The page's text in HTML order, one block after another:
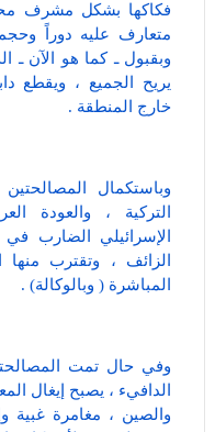
فكاكها بشكل مشرف
متعارف عليه دوراً
وبقبول ـ كما هو الآن ـ
يريح الجميع ، ويقطع
خارج المنطقة .
وباستكمال المصالحتين
التركية ، والعودة
الإسرائيلي الضارب في
الزائف ، وتقترب
المباشرة ( وبالوكالة) .
وفي حال تمت
الدافيء ، يصبح إيغال
والصين ، مغامرة غبية